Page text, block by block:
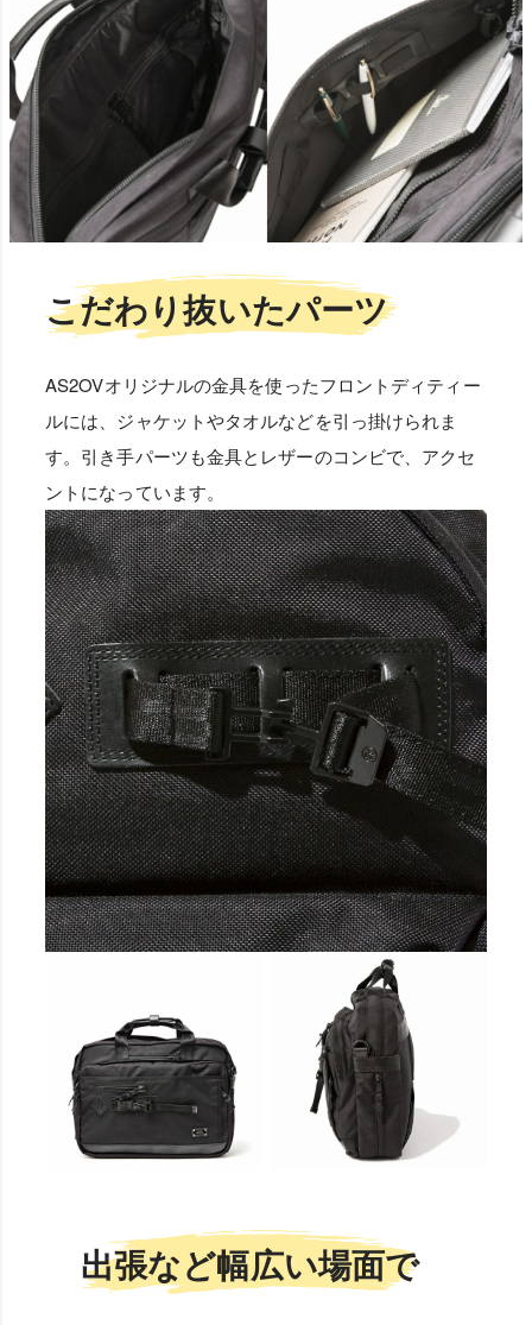
こだわり抜いたパーツ
AS2OVオリジナルの金具を使ったフロントディティー
ルには、ジャケットやタオルなどを引っ掛けられま
す。引き手パーツも金具とレザーのコンビで、アクセ
ントになっています。
出張など幅広い場面で